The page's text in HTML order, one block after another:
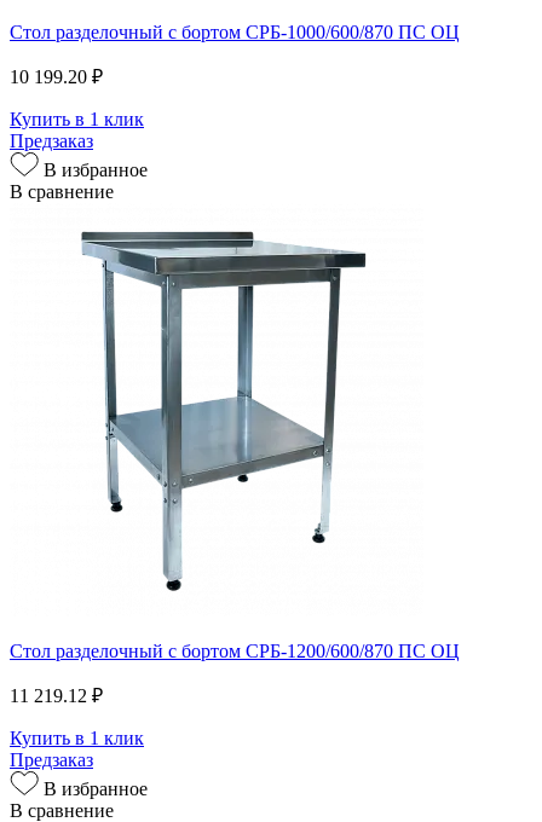
Стол разделочный с бортом СРБ-1000/600/870 ПС ОЦ
10 199.20 ₽
Купить в 1 клик
Предзаказ
В избранное
В сравнение
Стол разделочный с бортом СРБ-1200/600/870 ПС ОЦ
11 219.12 ₽
Купить в 1 клик
Предзаказ
В избранное
В сравнение